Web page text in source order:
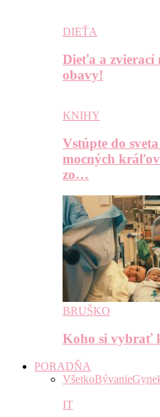
DIEŤA
Dieťa a zvierací
obavy!
KNIHY
Vstúpte do
mocných
zo…
BRUŠKO
Koho si vybrať
PORADŇA
VšetkoBývanie
IT